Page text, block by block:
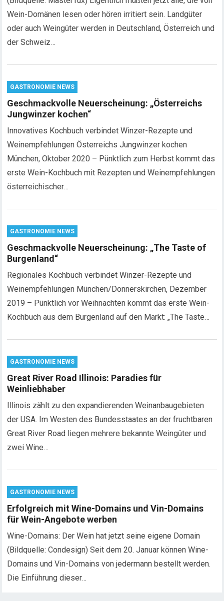
Wein-Domänen lesen oder hören irritiert sein. Landgüter
oder auch Weingüter werden in Deutschland, Österreich und
der Schweiz…
GASTRONOMIE NEWS
Geschmackvolle Neuerscheinung: „Österreichs
Jungwinzer kochen“
Innovatives Kochbuch verbindet Winzer-Rezepte und
Weinempfehlungen Österreichs Jungwinzer kochen
München, Oktober 2020 – Pünktlich zum Herbst kommt das
erste Wein-Kochbuch mit Rezepten und Weinempfehlungen
österreichischer…
GASTRONOMIE NEWS
Geschmackvolle Neuerscheinung: „The Taste of
Burgenland“
Regionales Kochbuch verbindet Winzer-Rezepte und
Weinempfehlungen München/Donnerskirchen, Dezember
2019 – Pünktlich vor Weihnachten kommt das erste Wein-
Kochbuch aus dem Burgenland auf den Markt: „The Taste…
GASTRONOMIE NEWS
Great River Road Illinois: Paradies für
Weinliebhaber
Illinois zählt zu den expandierenden Weinanbaugebieten
der USA. Im Westen des Bundesstaates an der fruchtbaren
Great River Road liegen mehrere bekannte Weingüter und
zwei Wine…
GASTRONOMIE NEWS
Erfolgreich mit Wine-Domains und Vin-Domains
für Wein-Angebote werben
Wine-Domains: Der Wein hat jetzt seine eigene Domain
(Bildquelle: Condesign) Seit dem 20. Januar können Wine-
Domains und Vin-Domains von jedermann bestellt werden.
Die Einführung dieser…